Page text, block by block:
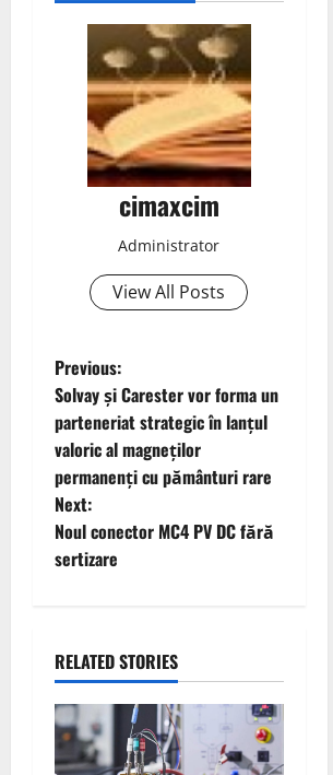
cimaxcim
Administrator
View All Posts
P
o
s
t
n
v
i
g
Previous:
Solvay și Carester vor forma un
parteneriat strategic în lanțul
valoric al magneților
permanenți cu pământuri rare
Next:
Noul conector MC4 PV DC fără
sertizare
RELATED STORIES